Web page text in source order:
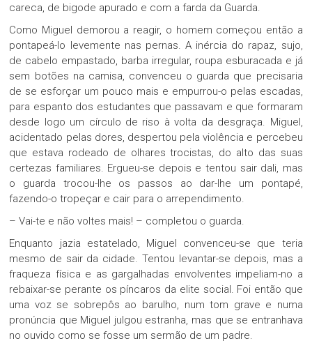
careca, de bigode apurado e com a farda da Guarda.
Como Miguel demorou a reagir, o homem começou então a
pontapeá-lo levemente nas pernas. A inércia do rapaz, sujo,
de cabelo empastado, barba irregular, roupa esburacada e já
sem botões na camisa, convenceu o guarda que precisaria
de se esforçar um pouco mais e empurrou-o pelas escadas,
para espanto dos estudantes que passavam e que formaram
desde logo um círculo de riso à volta da desgraça. Miguel,
acidentado pelas dores, despertou pela violência e percebeu
que estava rodeado de olhares trocistas, do alto das suas
certezas familiares. Ergueu-se depois e tentou sair dali, mas
o guarda trocou-lhe os passos ao dar-lhe um pontapé,
fazendo-o tropeçar e cair para o arrependimento.
– Vai-te e não voltes mais! – completou o guarda.
Enquanto jazia estatelado, Miguel convenceu-se que teria
mesmo de sair da cidade. Tentou levantar-se depois, mas a
fraqueza física e as gargalhadas envolventes impeliam-no a
rebaixar-se perante os píncaros da elite social. Foi então que
uma voz se sobrepôs ao barulho, num tom grave e numa
pronúncia que Miguel julgou estranha, mas que se entranhava
no ouvido como se fosse um sermão de um padre.